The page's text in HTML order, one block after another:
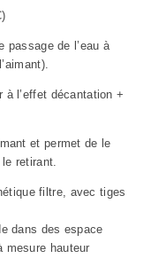
passage de l’eau à
l’effet décantation +
et permet de le
retirant.
filtre, avec tiges
dans des espace
mesure hauteur